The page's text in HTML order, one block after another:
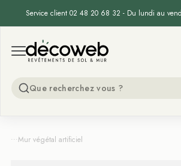
Service client 02 48 20 68 32 - Du lundi au
Open menu
Decoweb
...Mur végétal artificiel